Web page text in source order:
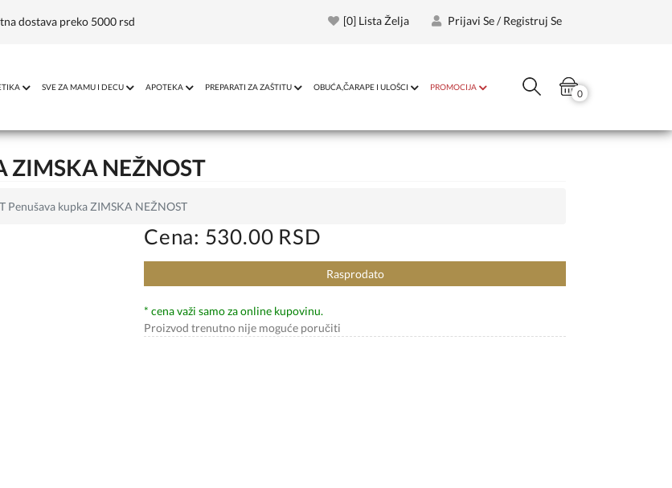
dostava preko 5000 rsd [0] Lista Želja Prijavi Se / Registruj Se
SVE ZA MAMU I DECU APOTEKA PREPARATI ZA ZAŠTITU OBUĆA,ČARAPE I ULOŠCI PROMOCIJA
0
ZIMSKA NEŽNOST
Penušava kupka ZIMSKA NEŽNOST
Cena: 530.00 RSD
Rasprodato
* cena važi samo za online kupovinu.
Proizvod trenutno nije moguće poručiti